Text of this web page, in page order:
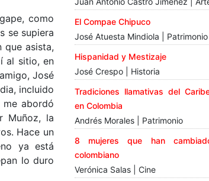
como
se supiera
que asista,
al sitio, en
José
incluido
me abordó
Muñoz, la
Hace un
ya está
lo duro
El Compae Chipuco
José Atuesta Mindiola | Patrimonio
Hispanidad y Mestizaje
José Crespo | Historia
Tradiciones llamativas del
en Colombia
Andrés Morales | Patrimonio
8 mujeres que han
colombiano
Verónica Salas | Cine